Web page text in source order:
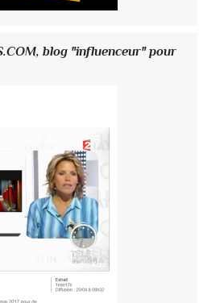
blog "influenceur" pour